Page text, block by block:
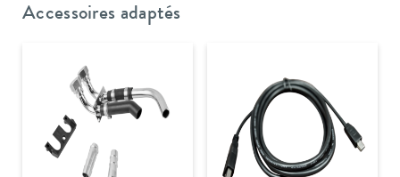
Accessoires adaptés